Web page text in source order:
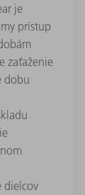
je
prístup
zaťaženie
dobu
dielcov